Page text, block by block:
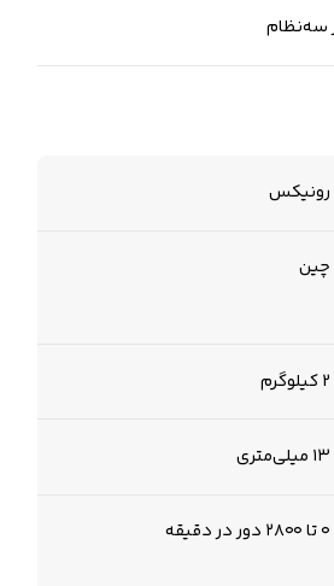
سه‌نظام
رونیکس
چین
2 کیلوگرم
۱۳ میلی‌متری
۰ تا ۲۸۰۰ دور در دقیقه